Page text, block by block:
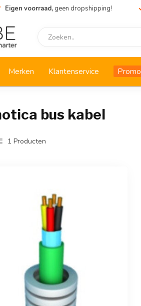
Eigen voorraad, geen dropshipping!
Merken Klantenservice Promo
bus kabel
1 Producten